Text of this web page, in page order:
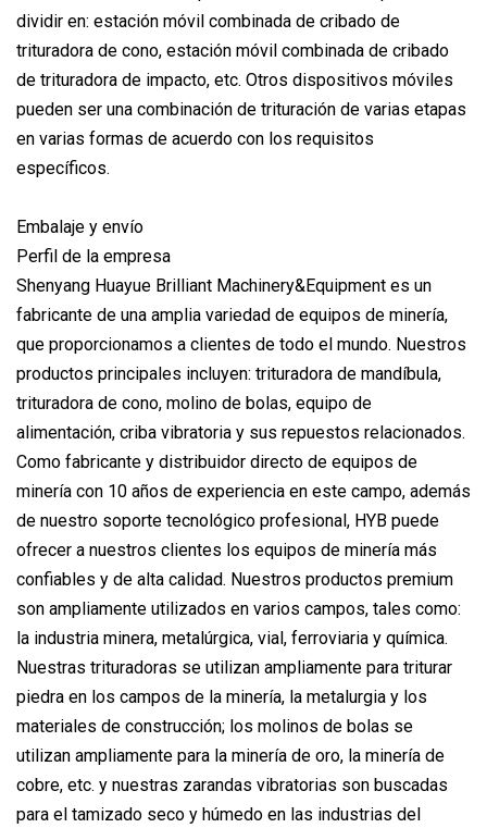
dividir en: estación móvil combinada de cribado de
trituradora de cono, estación móvil combinada de cribado
de trituradora de impacto, etc. Otros dispositivos móviles
pueden ser una combinación de trituración de varias etapas
en varias formas de acuerdo con los requisitos
específicos.
Embalaje y envío
Perfil de la empresa
Shenyang Huayue Brilliant Machinery&Equipment es un
fabricante de una amplia variedad de equipos de minería,
que proporcionamos a clientes de todo el mundo. Nuestros
productos principales incluyen: trituradora de mandíbula,
trituradora de cono, molino de bolas, equipo de
alimentación, criba vibratoria y sus repuestos relacionados.
Como fabricante y distribuidor directo de equipos de
minería con 10 años de experiencia en este campo, además
de nuestro soporte tecnológico profesional, HYB puede
ofrecer a nuestros clientes los equipos de minería más
confiables y de alta calidad. Nuestros productos premium
son ampliamente utilizados en varios campos, tales como:
la industria minera, metalúrgica, vial, ferroviaria y química.
Nuestras trituradoras se utilizan ampliamente para triturar
piedra en los campos de la minería, la metalurgia y los
materiales de construcción; los molinos de bolas se
utilizan ampliamente para la minería de oro, la minería de
cobre, etc. y nuestras zarandas vibratorias son buscadas
para el tamizado seco y húmedo en las industrias del